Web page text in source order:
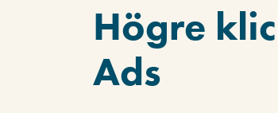
Högre
Ads